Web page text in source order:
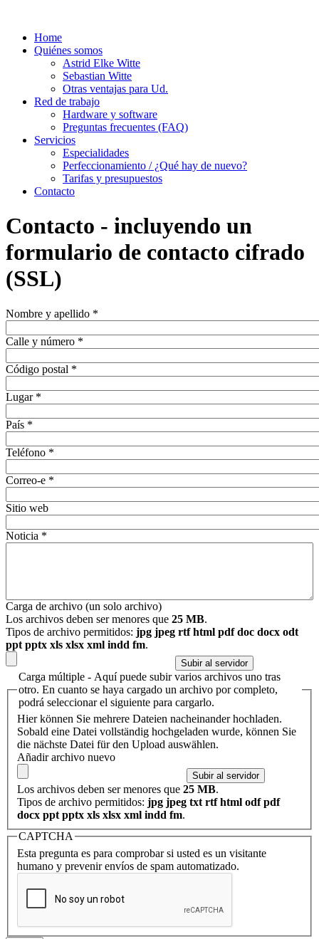
Home
Quiénes somos
Astrid Elke Witte
Sebastian Witte
Otras ventajas para Ud.
Red de trabajo
Hardware y software
Preguntas frecuentes (FAQ)
Servicios
Especialidades
Perfeccionamiento / ¿Qué hay de nuevo?
Tarifas y presupuestos
Contacto
Contacto - incluyendo un
formulario de contacto cifrado
(SSL)
Nombre y apellido *
Calle y número *
Código postal *
Lugar *
País *
Teléfono *
Correo-e *
Sitio web
Noticia *
Carga de archivo (un solo archivo)
Los archivos deben ser menores que 25 MB.
Tipos de archivo permitidos: jpg jpeg rtf html pdf doc docx odt
ppt pptx xls xlsx xml indd fm.
Carga múltiple - Aquí puede subir varios archivos uno tras
otro. En cuanto se haya cargado un archivo por completo,
podrá seleccionar el siguiente para cargarlo.
Hier können Sie mehrere Dateien nacheinander hochladen.
Sobald eine Datei vollständig hochgeladen wurde, können Sie
die nächste Datei für den Upload auswählen.
Añadir archivo nuevo
Los archivos deben ser menores que 25 MB.
Tipos de archivo permitidos: jpg jpeg txt rtf html odf pdf
docx ppt pptx xls xlsx xml indd fm.
CAPTCHA
Esta pregunta es para comprobar si usted es un visitante
humano y prevenir envíos de spam automatizado.